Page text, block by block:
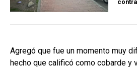
Agregó que fue un momento muy
hecho que calificó como cobarde y